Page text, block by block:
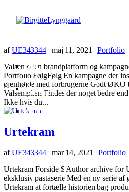
Om
mig
Mit
arbejde
Kontakt
afUE343344 | maj 11, 2021 | Portfolio
Valsemøllen brandplatform og
Portfolio FølgFølg En kampagne der
øjenhøjde med forbrugerne Godt ØKO
Valsemøllen Findes der noget bedre
Ikke hvis du...
Urtekram
afUE343344 | mar 14, 2021 | Portfolio
Urtekram Forside $ Author archive for
eksklusiv pastaserie Med en ny serie af
Urtekram at fortælle historien bag